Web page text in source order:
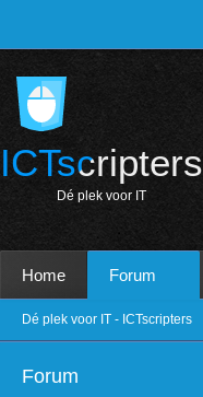
ICTscripters
Dé p e k voor T
Home Forum
Dé plek voor IT - ICTscripters
Forum